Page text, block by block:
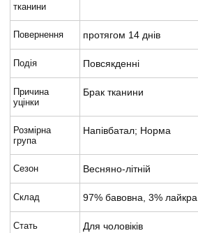
тканини
Повернення протягом 14 днів
Подія Повсякденні
Причина
уцінки
Брак тканини
Розмірна
група
Напівбатал; Норма
Сезон Весняно-літній
Склад 97% бавовна, 3% лайкра
Стать Для чоловіків